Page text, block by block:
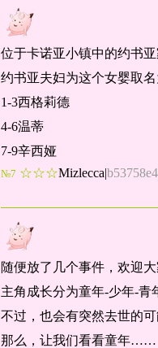
位于卡诺亚小镇中的约书
约书亚夫妇为这个女婴取名
1-3西格莉德
4-6温蒂
7-9辛西娅
№7 ☆☆☆Mizlecca|b53758e4
随便放了几个事件，欢迎
主角成长分为童年-少年-青
不过，也会有突然去世的可
那么，让我们看看童年……